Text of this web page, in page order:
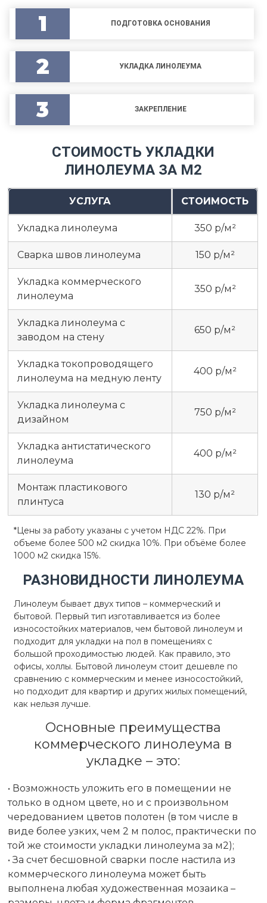
1 ПОДГОТОВКА ОСНОВАНИЯ
2 УКЛАДКА ЛИНОЛЕУМА
3 ЗАКРЕПЛЕНИЕ
СТОИМОСТЬ УКЛАДКИ
ЛИНОЛЕУМА ЗА М2
УСЛУГА СТОИМОСТЬ
Укладка линолеума 350 р/м²
Сварка швов линолеума 150 р/м²
Укладка коммерческого
линолеума
350 р/м²
Укладка линолеума с
заводом на стену
650 р/м²
Укладка токопроводящего
линолеума на медную ленту
400 р/м²
Укладка линолеума с
дизайном
750 р/м²
Укладка антистатического
линолеума
400 р/м²
Монтаж пластикового
плинтуса
130 р/м²
*Цены за работу указаны с учетом НДС 22%. При
объеме более 500 м2 скидка 10%. При объёме более
1000 м2 скидка 15%.
РАЗНОВИДНОСТИ ЛИНОЛЕУМА
Линолеум бывает двух типов – коммерческий и
бытовой. Первый тип изготавливается из более
износостойких материалов, чем бытовой линолеум и
подходит для укладки на пол в помещениях с
большой проходимостью людей. Как правило, это
офисы, холлы. Бытовой линолеум стоит дешевле по
сравнению с коммерческим и менее износостойкий,
но подходит для квартир и других жилых помещений,
как нельзя лучше.
Основные преимущества
коммерческого линолеума в
укладке – это:
• Возможность уложить его в помещении не
только в одном цвете, но и с произвольном
чередованием цветов полотен (в том числе в
виде более узких, чем 2 м полос, практически по
той же стоимости укладки линолеума за м2);
• За счет бесшовной сварки после настила из
коммерческого линолеума может быть
выполнена любая художественная мозаика –